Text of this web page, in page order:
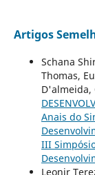
Artigos
Schana
Thomas,
D'almeida,
Anais do
III
Leonir